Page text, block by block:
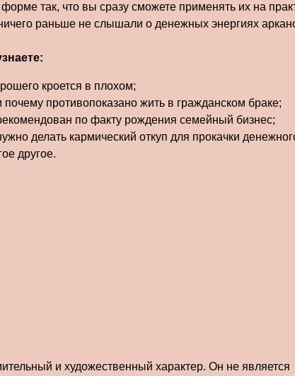
так, что вы сразу сможете применять их на
раньше не слышали о денежных энергиях
кроется в плохом;
почему противопоказано жить в гражданском браке;
по факту рождения семейный бизнес;
делать кармический откуп для прокачки
другое.
и художественный характер. Он не является